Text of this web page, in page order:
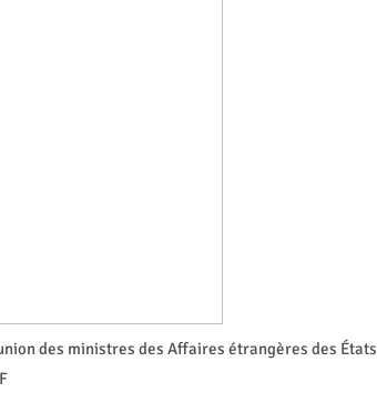
des ministres des Affaires étrangères des États